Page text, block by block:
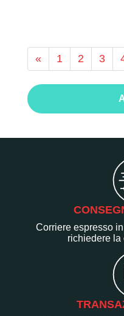
« 1 2 3
Corriere espresso
richiedere la